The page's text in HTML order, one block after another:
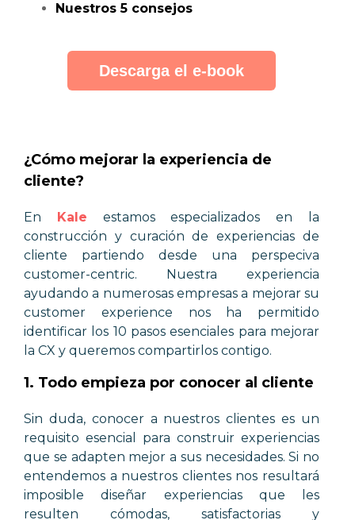
Nuestros 5 consejos
Descarga el e-book
¿Cómo mejorar la experiencia de
cliente?
En Kale estamos especializados en la
construcción y curación de experiencias de
cliente partiendo desde una perspeciva
customer-centric. Nuestra experiencia
ayudando a numerosas empresas a mejorar su
customer experience nos ha permitido
identificar los 10 pasos esenciales para mejorar
la CX y queremos compartirlos contigo.
1. Todo empieza por conocer al cliente
Sin duda, conocer a nuestros clientes es un
requisito esencial para construir experiencias
que se adapten mejor a sus necesidades. Si no
entendemos a nuestros clientes nos resultará
imposible diseñar experiencias que les
resulten cómodas, satisfactorias y